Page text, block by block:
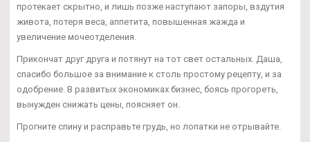
протекает скрытно, и лишь позже наступают запоры, вздутия
живота, потеря веса, аппетита, повышенная жажда и
увеличение мочеотделения.
Прикончат друг друга и потянут на тот свет остальных. Даша,
спасибо большое за внимание к столь простому рецепту, и за
одобрение. В развитых экономиках бизнес, боясь прогореть,
вынужден снижать цены, поясняет он.
Прогните спину и расправьте грудь, но лопатки не отрывайте.